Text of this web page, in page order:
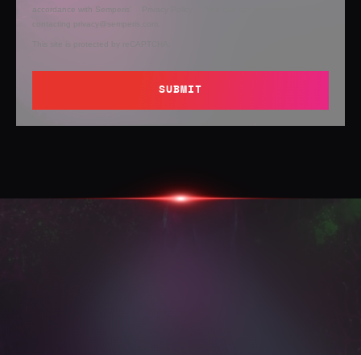
accordance with Semperis’
contacting privacy@semperis.com.
This site is protected by reCAPTCHA.
SUBMIT